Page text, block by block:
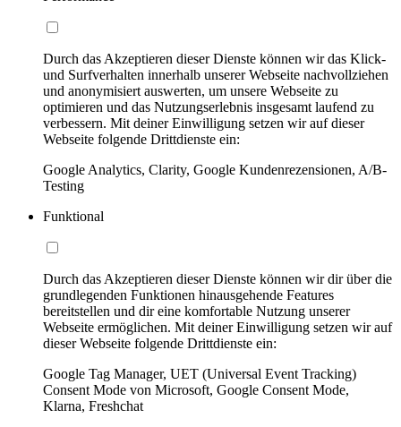
Durch das Akzeptieren dieser Dienste können wir das Klick-
und Surfverhalten innerhalb unserer Webseite nachvollziehen
und anonymisiert auswerten, um unsere Webseite zu
optimieren und das Nutzungserlebnis insgesamt laufend zu
verbessern. Mit deiner Einwilligung setzen wir auf dieser
Webseite folgende Drittdienste ein:
Google Analytics, Clarity, Google Kundenrezensionen, A/B-
Testing
Funktional
Durch das Akzeptieren dieser Dienste können wir dir über die
grundlegenden Funktionen hinausgehende Features
bereitstellen und dir eine komfortable Nutzung unserer
Webseite ermöglichen. Mit deiner Einwilligung setzen wir auf
dieser Webseite folgende Drittdienste ein:
Google Tag Manager, UET (Universal Event Tracking)
Consent Mode von Microsoft, Google Consent Mode,
Klarna, Freshchat